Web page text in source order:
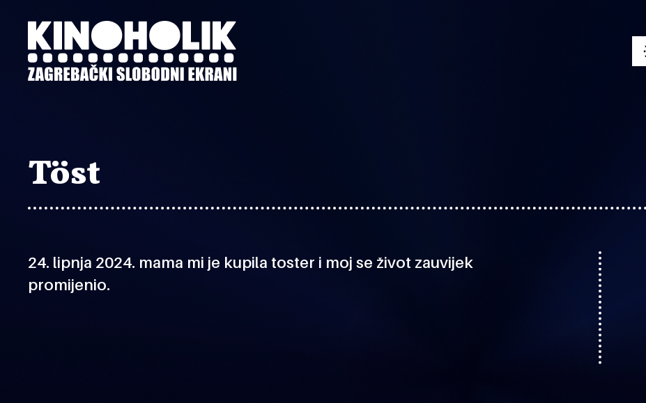
sadržaj
Töst
24. lipnja 2024. mama mi je kupila toster i moj se život zauvijek
promijenio.